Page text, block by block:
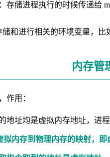
：存储进程执行的时候传递给
储和进行相关的环境变量，
内存管
作用：
地址均是虚拟内存地址，进
内存到物理内存的映射，即